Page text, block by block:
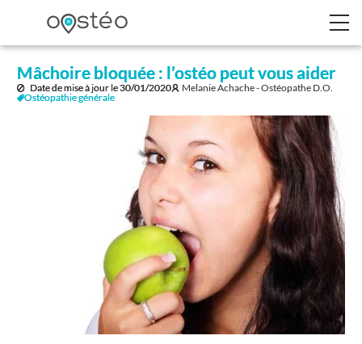
Mâchoire bloquée : l’ostéo peut vous aider
Date de mise à jour le30/01/2020
Melanie Achache - Ostéopathe D.O.
Ostéopathie générale